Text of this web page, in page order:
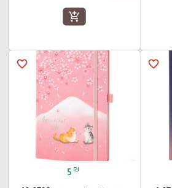
add_shopping_cart
favorite_border
favorite_border
5 ₪